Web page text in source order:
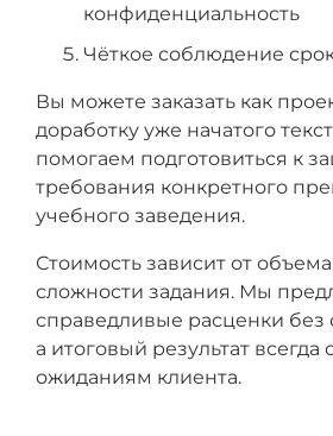
конфиденциальность
Чёткое соблюдение
Вы можете заказать как
доработку уже начатого
помогаем подготовиться к
требования конкретного
учебного заведения.
Стоимость зависит от
сложности задания. Мы
справедливые расценки без
а итоговый результат всегда
ожиданиям клиента.